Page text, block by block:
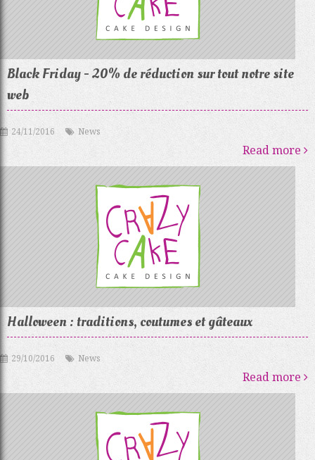
Black Friday - 20% de réduction sur tout notre site
web
24/11/2016 News
Read more
Halloween : traditions, coutumes et gâteaux
29/10/2016 News
Read more